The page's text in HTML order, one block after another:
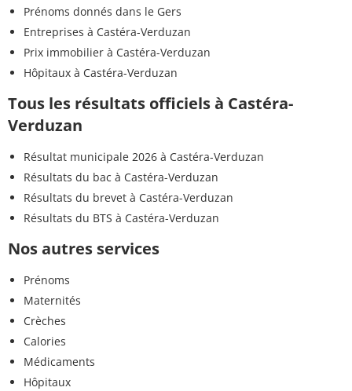
Prénoms donnés dans le Gers
Entreprises à Castéra-Verduzan
Prix immobilier à Castéra-Verduzan
Hôpitaux à Castéra-Verduzan
Tous les résultats officiels à Castéra-
Verduzan
Résultat municipale 2026 à Castéra-Verduzan
Résultats du bac à Castéra-Verduzan
Résultats du brevet à Castéra-Verduzan
Résultats du BTS à Castéra-Verduzan
Nos autres services
Prénoms
Maternités
Crèches
Calories
Médicaments
Hôpitaux